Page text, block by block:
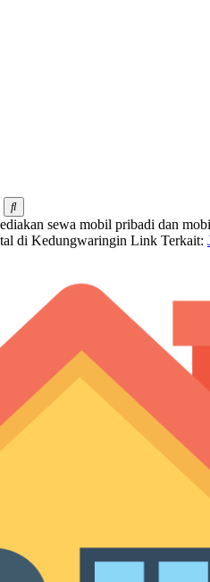
sewa mobil pribadi dan
di Kedungwaringin Link Terkait: